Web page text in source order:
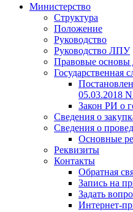
Министерство
Структура
Положение
Руководство
Руководство ЛПУ
Правовые основы
Государственная
05.03.2018
Закон РИ о
Сведения о
Сведения о
Основные
Реквизиты
Контакты
Обратная
Запись на
Задать
Интернет-